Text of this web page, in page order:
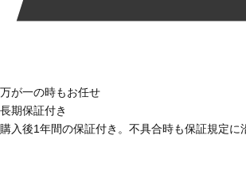
万が一の時もお任せ
長期保証付き
購入後1年間の保証付き。不具合時も保証規定